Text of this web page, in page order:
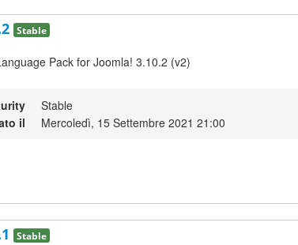
Stable
Pack for Joomla! 3.10.2 (v2)
Stable
il
Mercoledì, 15 Settembre 2021 21:00
Stable